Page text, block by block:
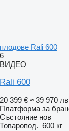
плодове Rali 600
6
ВИДЕО
Rali 600
20 399 € ≈ 39 970
Платформа за
Състояние нов
Товаропод. 600 кг